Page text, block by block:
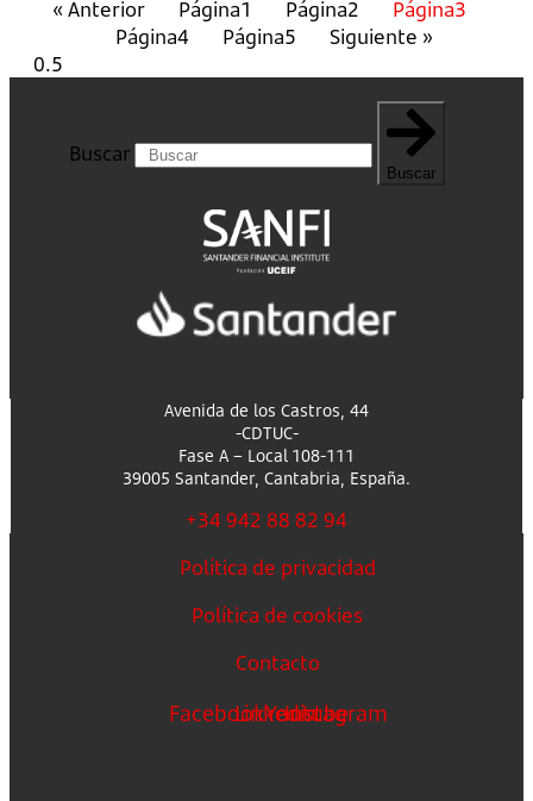
« Anterior Página1 Página2 Página3
Página4 Página5 Siguiente »
Buscar
Buscar
Avenida de los Castros, 44
-CDTUC-
Fase A – Local 108-111
39005 Santander, Cantabria, España.
+34 942 88 82 94
Política de privacidad
Política de cookies
Contacto
FacebookLinkedin
Youtube
Instagram